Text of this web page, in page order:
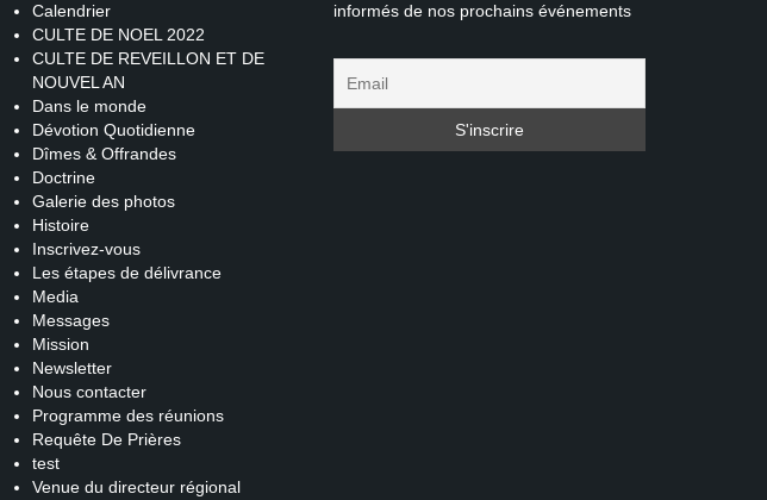
Calendrier
CULTE DE NOEL 2022
CULTE DE REVEILLON ET DE
NOUVEL AN
Dans le monde
Dévotion Quotidienne
Dîmes & Offrandes
Doctrine
Galerie des photos
Histoire
Inscrivez-vous
Les étapes de délivrance
Media
Messages
Mission
Newsletter
Nous contacter
Programme des réunions
Requête De Prières
test
Venue du directeur régional
informés de nos prochains événements